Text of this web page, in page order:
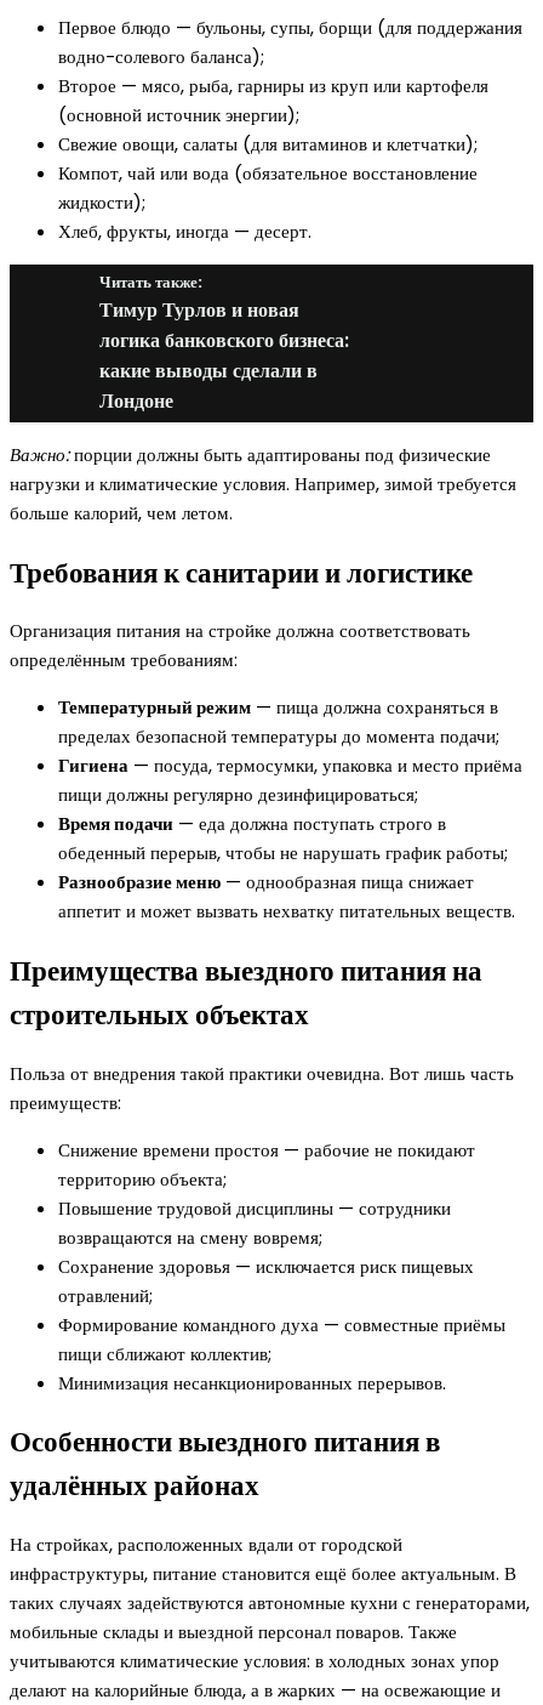
Первое блюдо — бульоны, супы, борщи (для поддержания
водно-солевого баланса);
Второе — мясо, рыба, гарниры из круп или картофеля
(основной источник энергии);
Свежие овощи, салаты (для витаминов и клетчатки);
Компот, чай или вода (обязательное восстановление
жидкости);
Хлеб, фрукты, иногда — десерт.
Читать также:
Тимур Турлов и новая
логика банковского бизнеса:
какие выводы сделали в
Лондоне
Важно:порции должны быть адаптированы под физические
нагрузки и климатические условия. Например, зимой требуется
больше калорий, чем летом.
Требования к санитарии и логистике
Организация питания на стройке должна соответствовать
определённым требованиям:
Температурный режим — пища должна сохраняться в
пределах безопасной температуры до момента подачи;
Гигиена — посуда, термосумки, упаковка и место приёма
пищи должны регулярно дезинфицироваться;
Время подачи — еда должна поступать строго в
обеденный перерыв, чтобы не нарушать график работы;
Разнообразие меню — однообразная пища снижает
аппетит и может вызвать нехватку питательных веществ.
Преимущества выездного питания на
строительных объектах
Польза от внедрения такой практики очевидна. Вот лишь часть
преимуществ:
Снижение времени простоя — рабочие не покидают
территорию объекта;
Повышение трудовой дисциплины — сотрудники
возвращаются на смену вовремя;
Сохранение здоровья — исключается риск пищевых
отравлений;
Формирование командного духа — совместные приёмы
пищи сближают коллектив;
Минимизация несанкционированных перерывов.
Особенности выездного питания в
удалённых районах
На стройках, расположенных вдали от городской
инфраструктуры, питание становится ещё более актуальным. В
таких случаях задействуются автономные кухни с генераторами,
мобильные склады и выездной персонал поваров. Также
учитываются климатические условия: в холодных зонах упор
делают на калорийные блюда, а в жарких — на освежающие и